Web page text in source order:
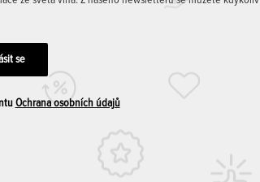
Ochrana osobních údajů